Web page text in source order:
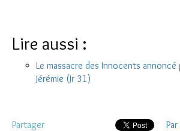
Lire aussi :
Le massacre des Innocents
Jérémie (Jr 31)
Partager